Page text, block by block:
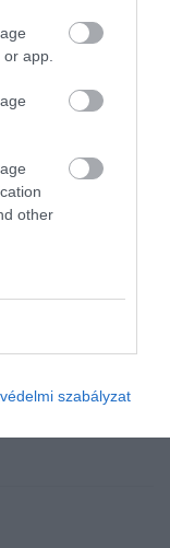
app.
other
szabályzat
vendégsereget